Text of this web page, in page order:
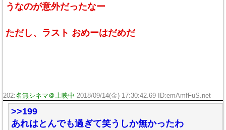
うなのが意外だったなー
ただし、ラスト おめーはだめだ
202:名無シネマ＠上映中 2018/09/14(金) 17:30:42.69 ID:emAmfFuS.net
>>199
あれはとんでも過ぎて笑うしか無かったわ